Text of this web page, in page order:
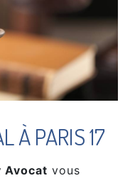
À PARIS 17
Avocat vous